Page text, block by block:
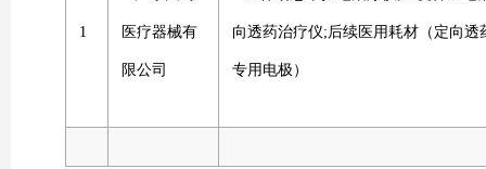
1 医疗器械有
限公司
向透药治疗仪;后续医用耗材（定向透
专用电极）